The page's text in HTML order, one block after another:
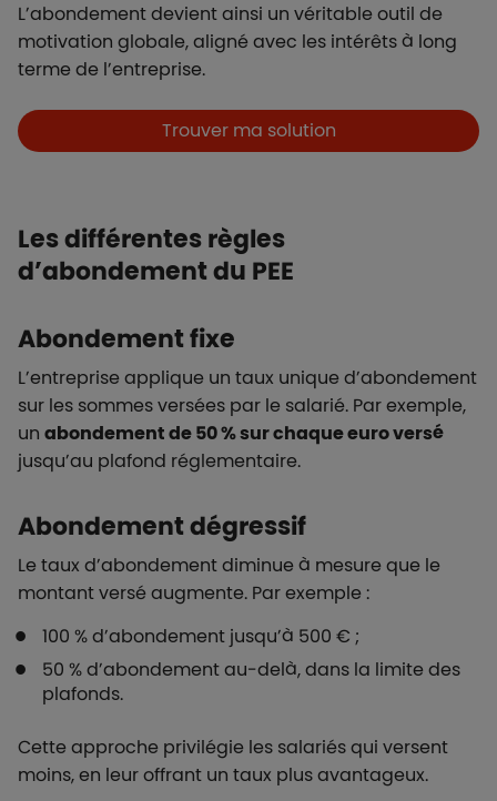
L’abondement devient ainsi un véritable outil de
motivation globale, aligné avec les intérêts à long
terme de l’entreprise.
Boutons et liensTrouver ma solution
Les différentes règles
d’abondement du PEE
Abondement fixe
L’entreprise applique un taux unique d’abondement
sur les sommes versées par le salarié. Par exemple,
un abondement de 50 % sur chaque euro versé
jusqu’au plafond réglementaire.
Abondement dégressif
Le taux d’abondement diminue à mesure que le
montant versé augmente. Par exemple :
100 % d’abondement jusqu’à 500 € ;
50 % d’abondement au-delà, dans la limite des
plafonds.
Cette approche privilégie les salariés qui versent
moins, en leur offrant un taux plus avantageux.